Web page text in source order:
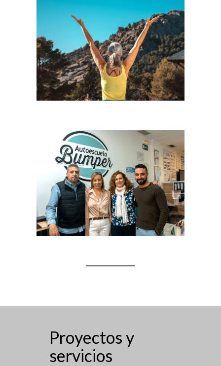
Proyectos y
servicios